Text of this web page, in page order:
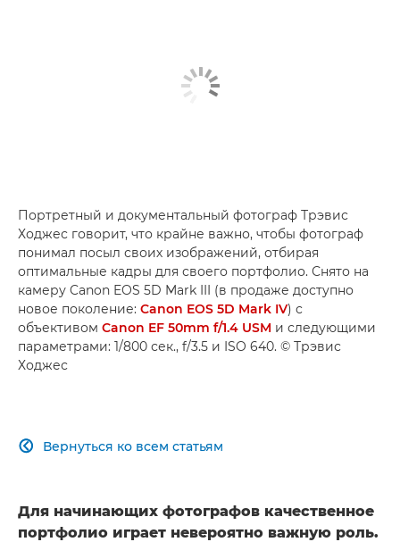
Портретный и документальный фотограф Трэвис
Ходжес говорит, что крайне важно, чтобы фотограф
понимал посыл своих изображений, отбирая
оптимальные кадры для своего портфолио. Снято на
камеру Canon EOS 5D Mark III (в продаже доступно
новое поколение: Canon EOS 5D Mark IV) с
объективом Canon EF 50mm f/1.4 USM и следующими
параметрами: 1/800 сек., f/3.5 и ISO 640. © Трэвис
Ходжес
Вернуться ко всем статьям

Для начинающих фотографов качественное
портфолио играет невероятно важную роль.